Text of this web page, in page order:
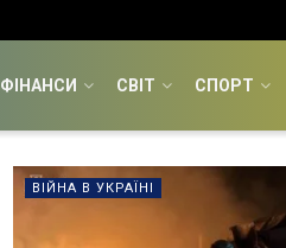
ФІНАНСИ СВІТ СПОРТ
ВІЙНА В УКРАЇНІ